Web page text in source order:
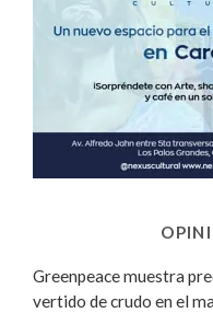
Greenpeace muestra
vertido de crudo en el